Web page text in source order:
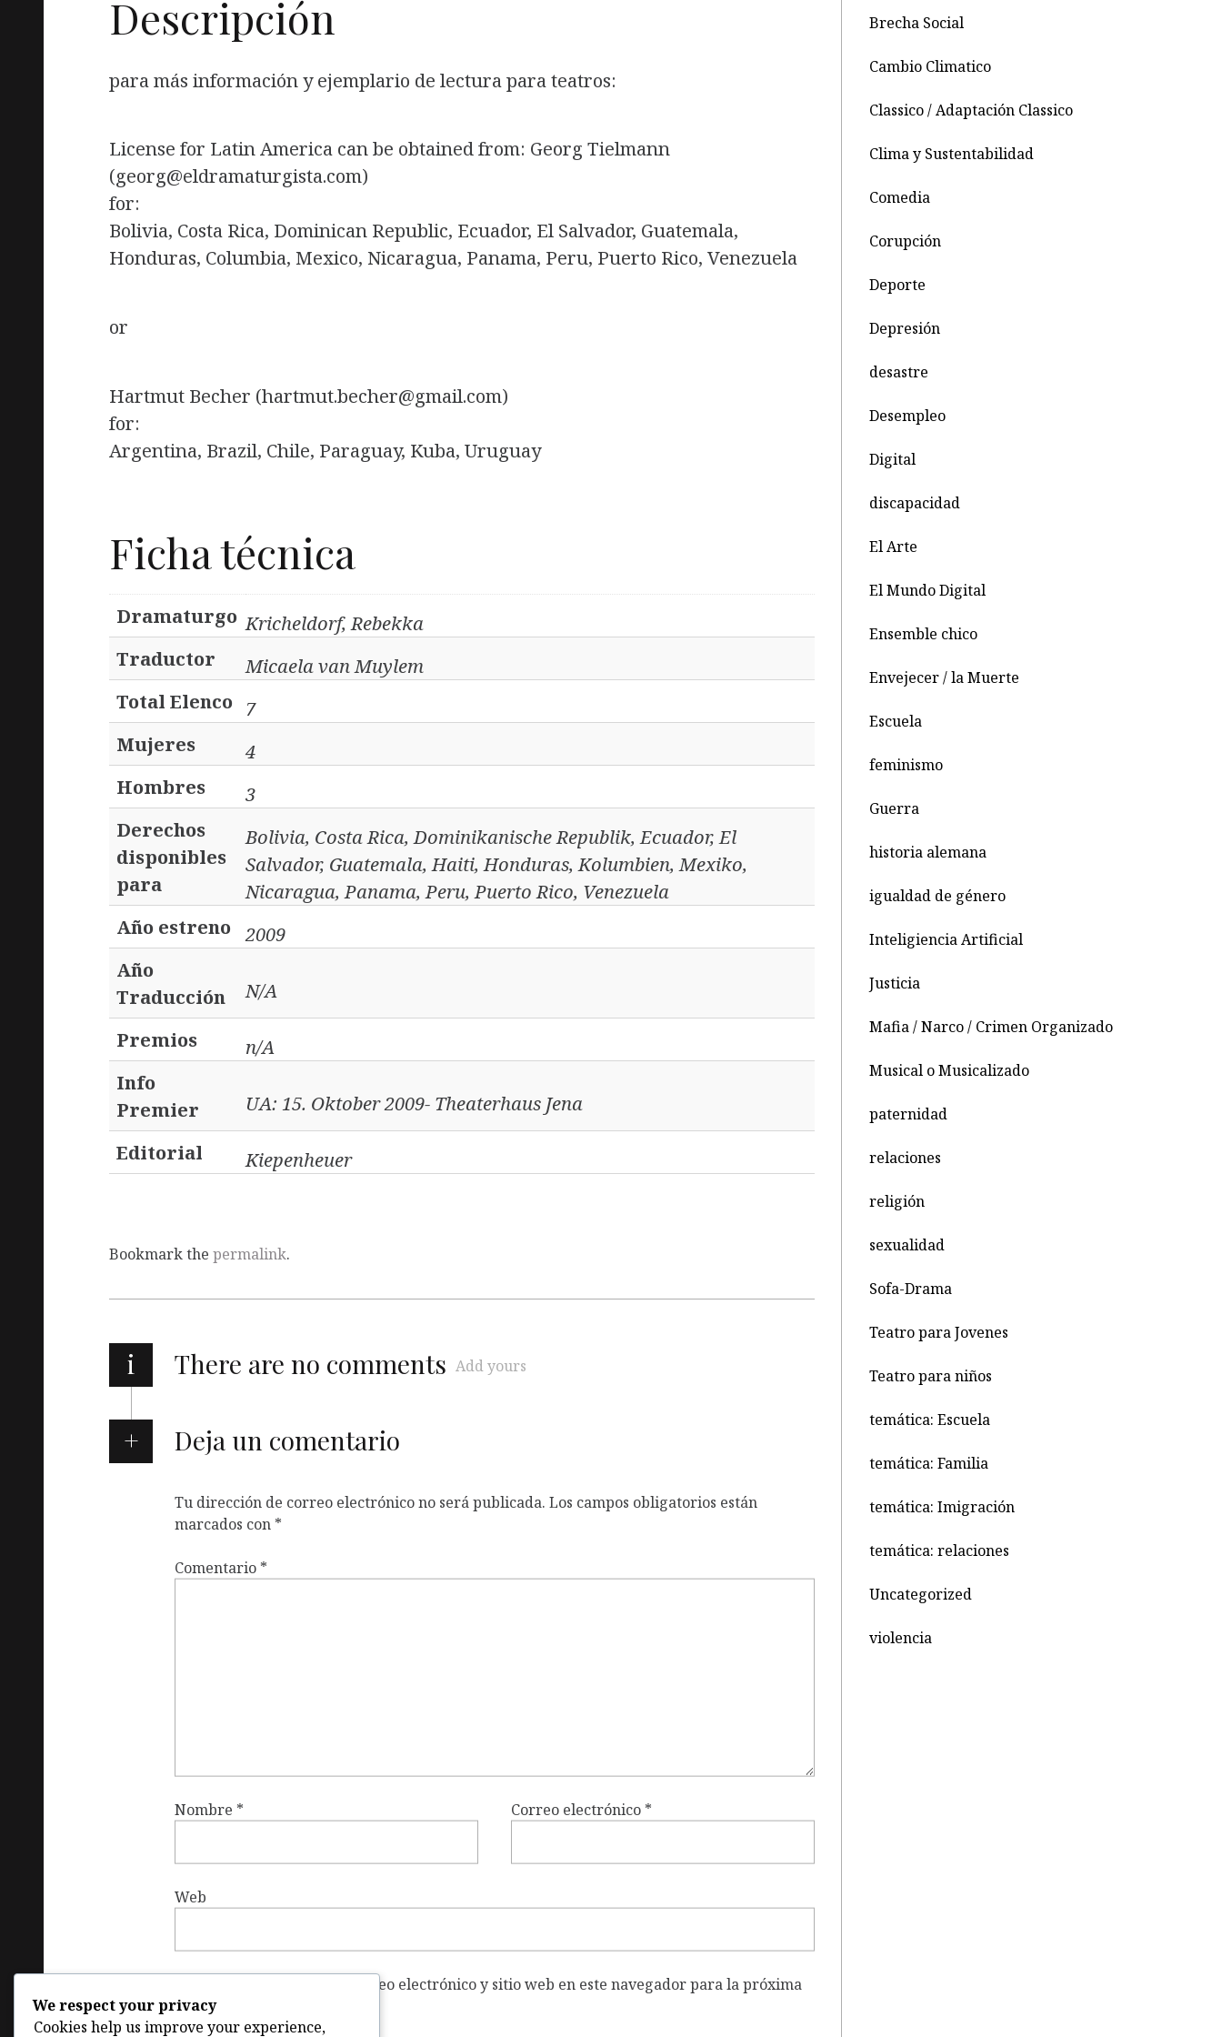
Descripción
para más información y ejemplario de lectura para teatros:
License for Latin America can be obtained from: Georg Tielmann
(georg@eldramaturgista.com)
for:
Bolivia, Costa Rica, Dominican Republic, Ecuador, El Salvador, Guatemala,
Honduras, Columbia, Mexico, Nicaragua, Panama, Peru, Puerto Rico, Venezuela
or
Hartmut Becher (hartmut.becher@gmail.com)
for:
Argentina, Brazil, Chile, Paraguay, Kuba, Uruguay
Ficha técnica
Dramaturgo Kricheldorf, Rebekka
Traductor
Micaela van Muylem
Total Elenco 7
Mujeres
4
Hombres
3
Derechos
disponibles
para
Bolivia, Costa Rica, Dominikanische Republik, Ecuador, El
Salvador, Guatemala, Haiti, Honduras, Kolumbien, Mexiko,
Nicaragua, Panama, Peru, Puerto Rico, Venezuela
Año estreno 2009
Año
Traducción
N/A
Premios
n/A
Info
Premier
UA: 15. Oktober 2009- Theaterhaus Jena
Editorial
Kiepenheuer
Bookmark the permalink.
i There are no comments Add yours
Deja un comentario
Tu dirección de correo electrónico no será publicada. Los campos obligatorios están
marcados con *
Comentario *
Nombre * Correo electrónico *
Web
Guardar mi nombre, correo electrónico y sitio web en este navegador para la próxima
vez que haga un comentario.
Brecha Social
Cambio Climatico
Classico / Adaptación Classico
Clima y Sustentabilidad
Comedia
Corupción
Deporte
Depresión
desastre
Desempleo
Digital
discapacidad
El Arte
El Mundo Digital
Ensemble chico
Envejecer / la Muerte
Escuela
feminismo
Guerra
historia alemana
igualdad de género
Inteligiencia Artificial
Justicia
Mafia / Narco / Crimen Organizado
Musical o Musicalizado
paternidad
relaciones
religión
sexualidad
Sofa-Drama
Teatro para Jovenes
Teatro para niños
temática: Escuela
temática: Familia
temática: Imigración
temática: relaciones
Uncategorized
violencia
We respect your privacy
Cookies help us improve your experience,